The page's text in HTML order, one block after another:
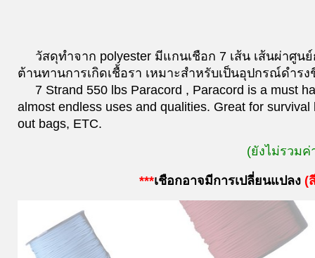
วัสดุทำจาก polyester มีแกนเชือก 7 เส้น เส้นผ่าศูน
ต้านทานการเกิดเชื้อรา เหมาะสำหรับเป็นอุปกรณ์ดำร
7 Strand 550 lbs Paracord , Paracord is a must
almost endless uses and qualities. Great for
out bags, ETC.
(ยังไม่รวมค่
***เชือกอาจมีการเปลี่ยนแปลง (